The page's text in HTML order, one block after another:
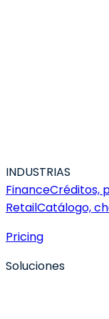
INDUSTRIAS
FinanceCréditos,
RetailCatálogo,
Pricing
Soluciones